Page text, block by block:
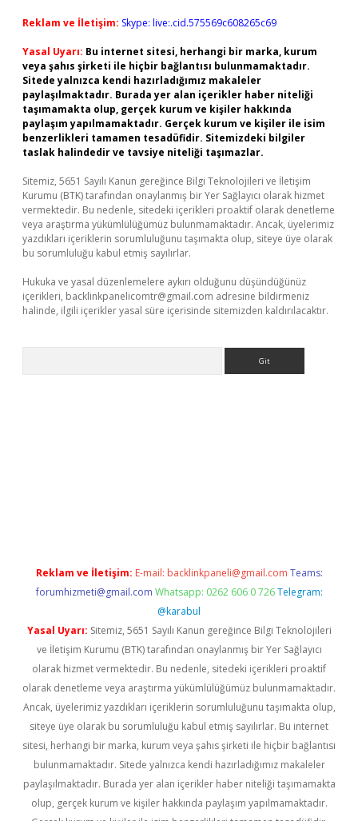
Reklam ve İletişim: Skype: live:.cid.575569c608265c69
Yasal Uyarı: Bu internet sitesi, herhangi bir marka, kurum
veya şahıs şirketi ile hiçbir bağlantısı bulunmamaktadır.
Sitede yalnızca kendi hazırladığımız makaleler
paylaşılmaktadır. Burada yer alan içerikler haber niteliği
taşımamakta olup, gerçek kurum ve kişiler hakkında
paylaşım yapılmamaktadır. Gerçek kurum ve kişiler ile isim
benzerlikleri tamamen tesadüfidir. Sitemizdeki bilgiler
taslak halindedir ve tavsiye niteliği taşımazlar.
Sitemiz, 5651 Sayılı Kanun gereğince Bilgi Teknolojileri ve İletişim
Kurumu (BTK) tarafından onaylanmış bir Yer Sağlayıcı olarak hizmet
vermektedir. Bu nedenle, sitedeki içerikleri proaktif olarak denetleme
veya araştırma yükümlülüğümüz bulunmamaktadır. Ancak, üyelerimiz
yazdıkları içeriklerin sorumluluğunu taşımakta olup, siteye üye olarak
bu sorumluluğu kabul etmiş sayılırlar.
Hukuka ve yasal düzenlemelere aykırı olduğunu düşündüğünüz
içerikleri, backlinkpanelicomtr@gmail.com adresine bildirmeniz
halinde, ilgili içerikler yasal süre içerisinde sitemizden kaldırılacaktır.
Reklam ve İletişim: E-mail: backlinkpaneli@gmail.com Teams:
forumhizmeti@gmail.com Whatsapp: 0262 606 0 726 Telegram:
@karabul
Yasal Uyarı: Sitemiz, 5651 Sayılı Kanun gereğince Bilgi Teknolojileri
ve İletişim Kurumu (BTK) tarafından onaylanmış bir Yer Sağlayıcı
olarak hizmet vermektedir. Bu nedenle, sitedeki içerikleri proaktif
olarak denetleme veya araştırma yükümlülüğümüz bulunmamaktadır.
Ancak, üyelerimiz yazdıkları içeriklerin sorumluluğunu taşımakta olup,
siteye üye olarak bu sorumluluğu kabul etmiş sayılırlar. Bu internet
sitesi, herhangi bir marka, kurum veya şahıs şirketi ile hiçbir bağlantısı
bulunmamaktadır. Sitede yalnızca kendi hazırladığımız makaleler
paylaşılmaktadır. Burada yer alan içerikler haber niteliği taşımamakta
olup, gerçek kurum ve kişiler hakkında paylaşım yapılmamaktadır.